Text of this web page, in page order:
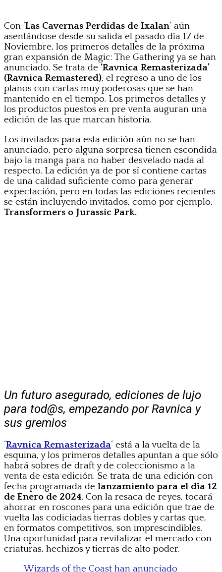
Con ‘Las Cavernas Perdidas de Ixalan‘ aún
asentándose desde su salida el pasado día 17 de
Noviembre, los primeros detalles de la próxima
gran expansión de Magic: The Gathering ya se han
anunciado. Se trata de ‘Ravnica Remasterizada’
(Ravnica Remastered), el regreso a uno de los
planos con cartas muy poderosas que se han
mantenido en el tiempo. Los primeros detalles y
los productos puestos en pre venta auguran una
edición de las que marcan historia.
Los invitados para esta edición aún no se han
anunciado, pero alguna sorpresa tienen escondida
bajo la manga para no haber desvelado nada al
respecto. La edición ya de por sí contiene cartas
de una calidad suficiente como para generar
expectación, pero en todas las ediciones recientes
se están incluyendo invitados, como por ejemplo,
Transformers o Jurassic Park.
Un futuro asegurado, ediciones de lujo
para tod@s, empezando por Ravnica y
sus gremios
‘Ravnica Remasterizada‘ está a la vuelta de la
esquina, y los primeros detalles apuntan a que sólo
habrá sobres de draft y de coleccionismo a la
venta de esta edición. Se trata de una edición con
fecha programada de lanzamiento para el día 12
de Enero de 2024. Con la resaca de reyes, tocará
ahorrar en roscones para una edición que trae de
vuelta las codiciadas tierras dobles y cartas que,
en formatos competitivos, son imprescindibles.
Una oportunidad para revitalizar el mercado con
criaturas, hechizos y tierras de alto poder.
Wizards of the Coast han anunciado